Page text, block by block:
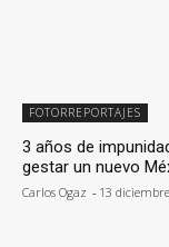
FOTORREPORTAJES
3 años de
gestar un nuevo
Carlos Ogaz - 13